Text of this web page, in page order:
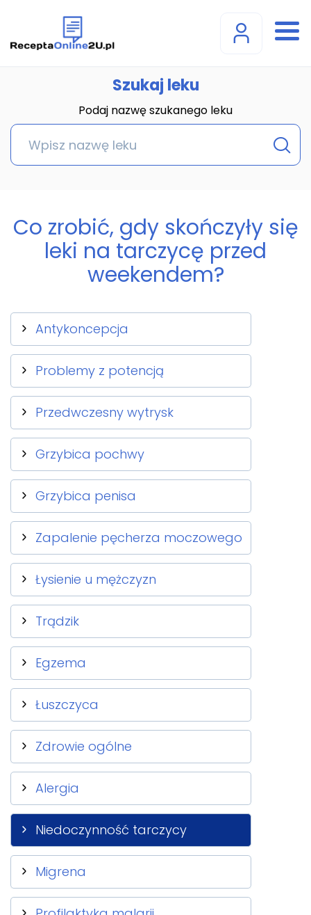
Szukaj leku
Podaj nazwę szukanego leku
Co zrobić, gdy skończyły się
leki na tarczycę przed
weekendem?
Antykoncepcja
Problemy z potencją
Przedwczesny wytrysk
Grzybica pochwy
Grzybica penisa
Zapalenie pęcherza moczowego
Łysienie u mężczyzn
Trądzik
Egzema
Łuszczyca
Zdrowie ogólne
Alergia
Niedoczynność tarczycy
Migrena